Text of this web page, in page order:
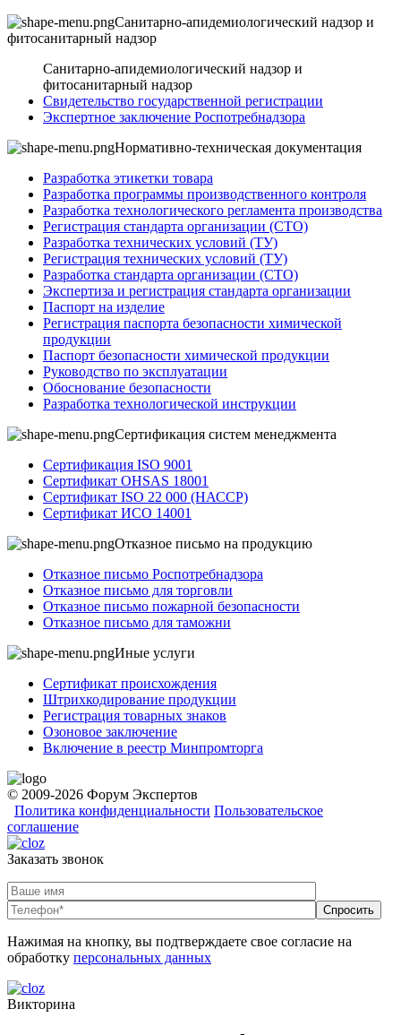
Санитарно-апидемиологический надзор и
фитосанитарный надзор
Санитарно-апидемиологический надзор и
фитосанитарный надзор
Свидетельство государственной регистрации
Экспертное заключение Роспотребнадзора
Нормативно-техническая документация
Разработка этикетки товара
Разработка программы производственного контроля
Разработка технологического регламента производства
Регистрация стандарта организации (СТО)
Разработка технических условий (ТУ)
Регистрация технических условий (ТУ)
Разработка стандарта организации (СТО)
Экспертиза и регистрация стандарта организации
Паспорт на изделие
Регистрация паспорта безопасности химической
продукции
Паспорт безопасности химической продукции
Руководство по эксплуатации
Обоснование безопасности
Разработка технологической инструкции
Сертификация систем менеджмента
Сертификация ISO 9001
Сертификат OHSAS 18001
Сертификат ISO 22 000 (НАССР)
Сертификат ИСО 14001
Отказное письмо на продукцию
Отказное письмо Роспотребнадзора
Отказное письмо для торговли
Отказное письмо пожарной безопасности
Отказное письмо для таможни
Иные услуги
Сертификат происхождения
Штрихкодирование продукции
Регистрация товарных знаков
Озоновое заключение
Включение в реестр Минпромторга
© 2009-2026 Форум Экспертов
Политика конфиденциальности Пользовательское
соглашение
Заказать звонок
Нажимая на кнопку, вы подтверждаете свое согласие на
обработку персональных данных
Викторина